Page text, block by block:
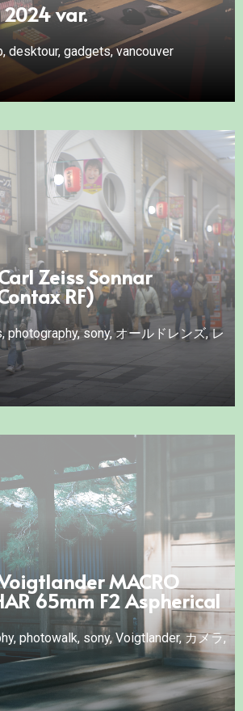
2024 var.
, desktour, gadgets,vancouver
Zeiss Sonnar
RF)
,photography,sony,オールドレンズ,レ
MACRO
65mm F2 Aspherical
, photowalk, sony,Voigtlander,カメラ,